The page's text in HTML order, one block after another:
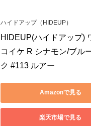
ハイドアップ（HIDEUP）
HIDEUP(ハイドアップ)
コイケ R シナモン/ブル
ク #113 ルアー
Amazonで見る
楽天市場で見る